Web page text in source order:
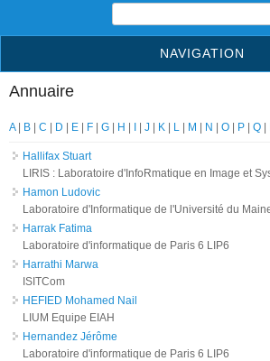
Formulaire de recherche
NAVIGATION
Annuaire
A | B | C | D | E | F | G | H | I | J | K | L | M | N | O | P | Q |
Hallifax Stuart
LIRIS : Laboratoire d'InfoRmatique en Image et
Hamon Ludovic
Laboratoire d'Informatique de l'Université du
Harrak Fatima
Laboratoire d'informatique de Paris 6 LIP6
Harrathi Marwa
ISITCom
HEFIED Mohamed Nail
LIUM Equipe EIAH
Hernandez Jérôme
Laboratoire d'informatique de Paris 6 LIP6